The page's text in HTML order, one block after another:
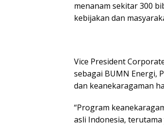
menanam sekitar 300
kebijakan dan
Vice President
sebagai BUMN Energi,
dan keanekaragaman
“Program
asli Indonesia,